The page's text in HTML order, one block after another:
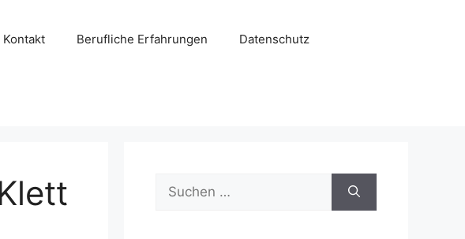
Kontakt Berufliche Erfahrungen Datenschutz
Suchen
nach: